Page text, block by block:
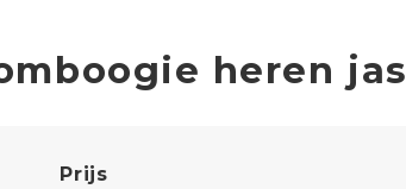
heren jas
Prijs